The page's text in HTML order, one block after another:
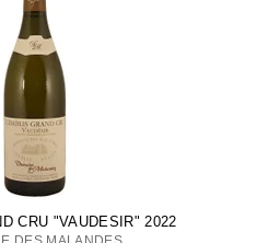
CRU "VAUDESIR" 2022